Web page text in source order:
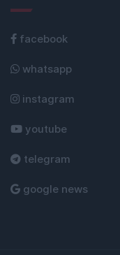
facebook
whatsapp
instagram
youtube
telegram
google news